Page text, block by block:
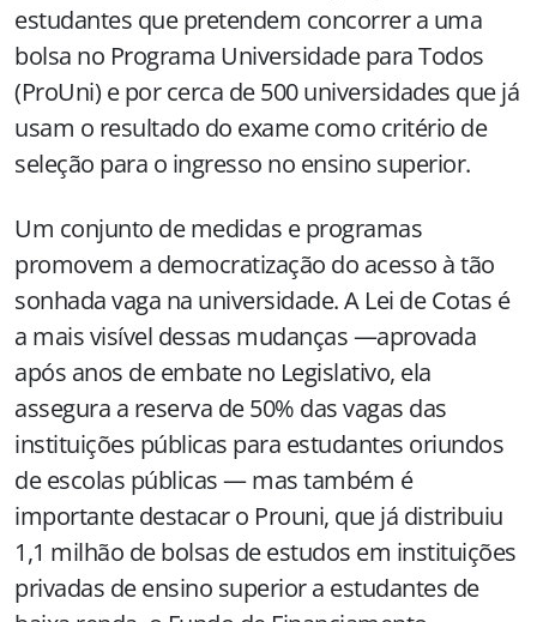
estudantes que pretendem concorrer a uma
bolsa no Programa Universidade para Todos
(ProUni) e por cerca de 500 universidades que já
usam o resultado do exame como critério de
seleção para o ingresso no ensino superior.
Um conjunto de medidas e programas
promovem a democratização do acesso à tão
sonhada vaga na universidade. A Lei de Cotas é
a mais visível dessas mudanças —aprovada
após anos de embate no Legislativo, ela
assegura a reserva de 50% das vagas das
instituições públicas para estudantes oriundos
de escolas públicas — mas também é
importante destacar o Prouni, que já distribuiu
1,1 milhão de bolsas de estudos em instituições
privadas de ensino superior a estudantes de